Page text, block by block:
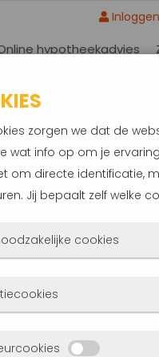
hypotheekadvies
zorgen we dat de
wat info op om je
om directe identificatie,
Jij bepaalt zelf welke
cookies
opslaan. Je
deze cookies zien we hoe